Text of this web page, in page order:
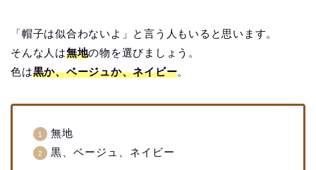
「帽子は似合わないよ」と言う人もいると思います。
そんな人は無地の物を選びましょう。
色は黒か、ベージュか、ネイビー。
無地
黒、ベージュ、ネイビー